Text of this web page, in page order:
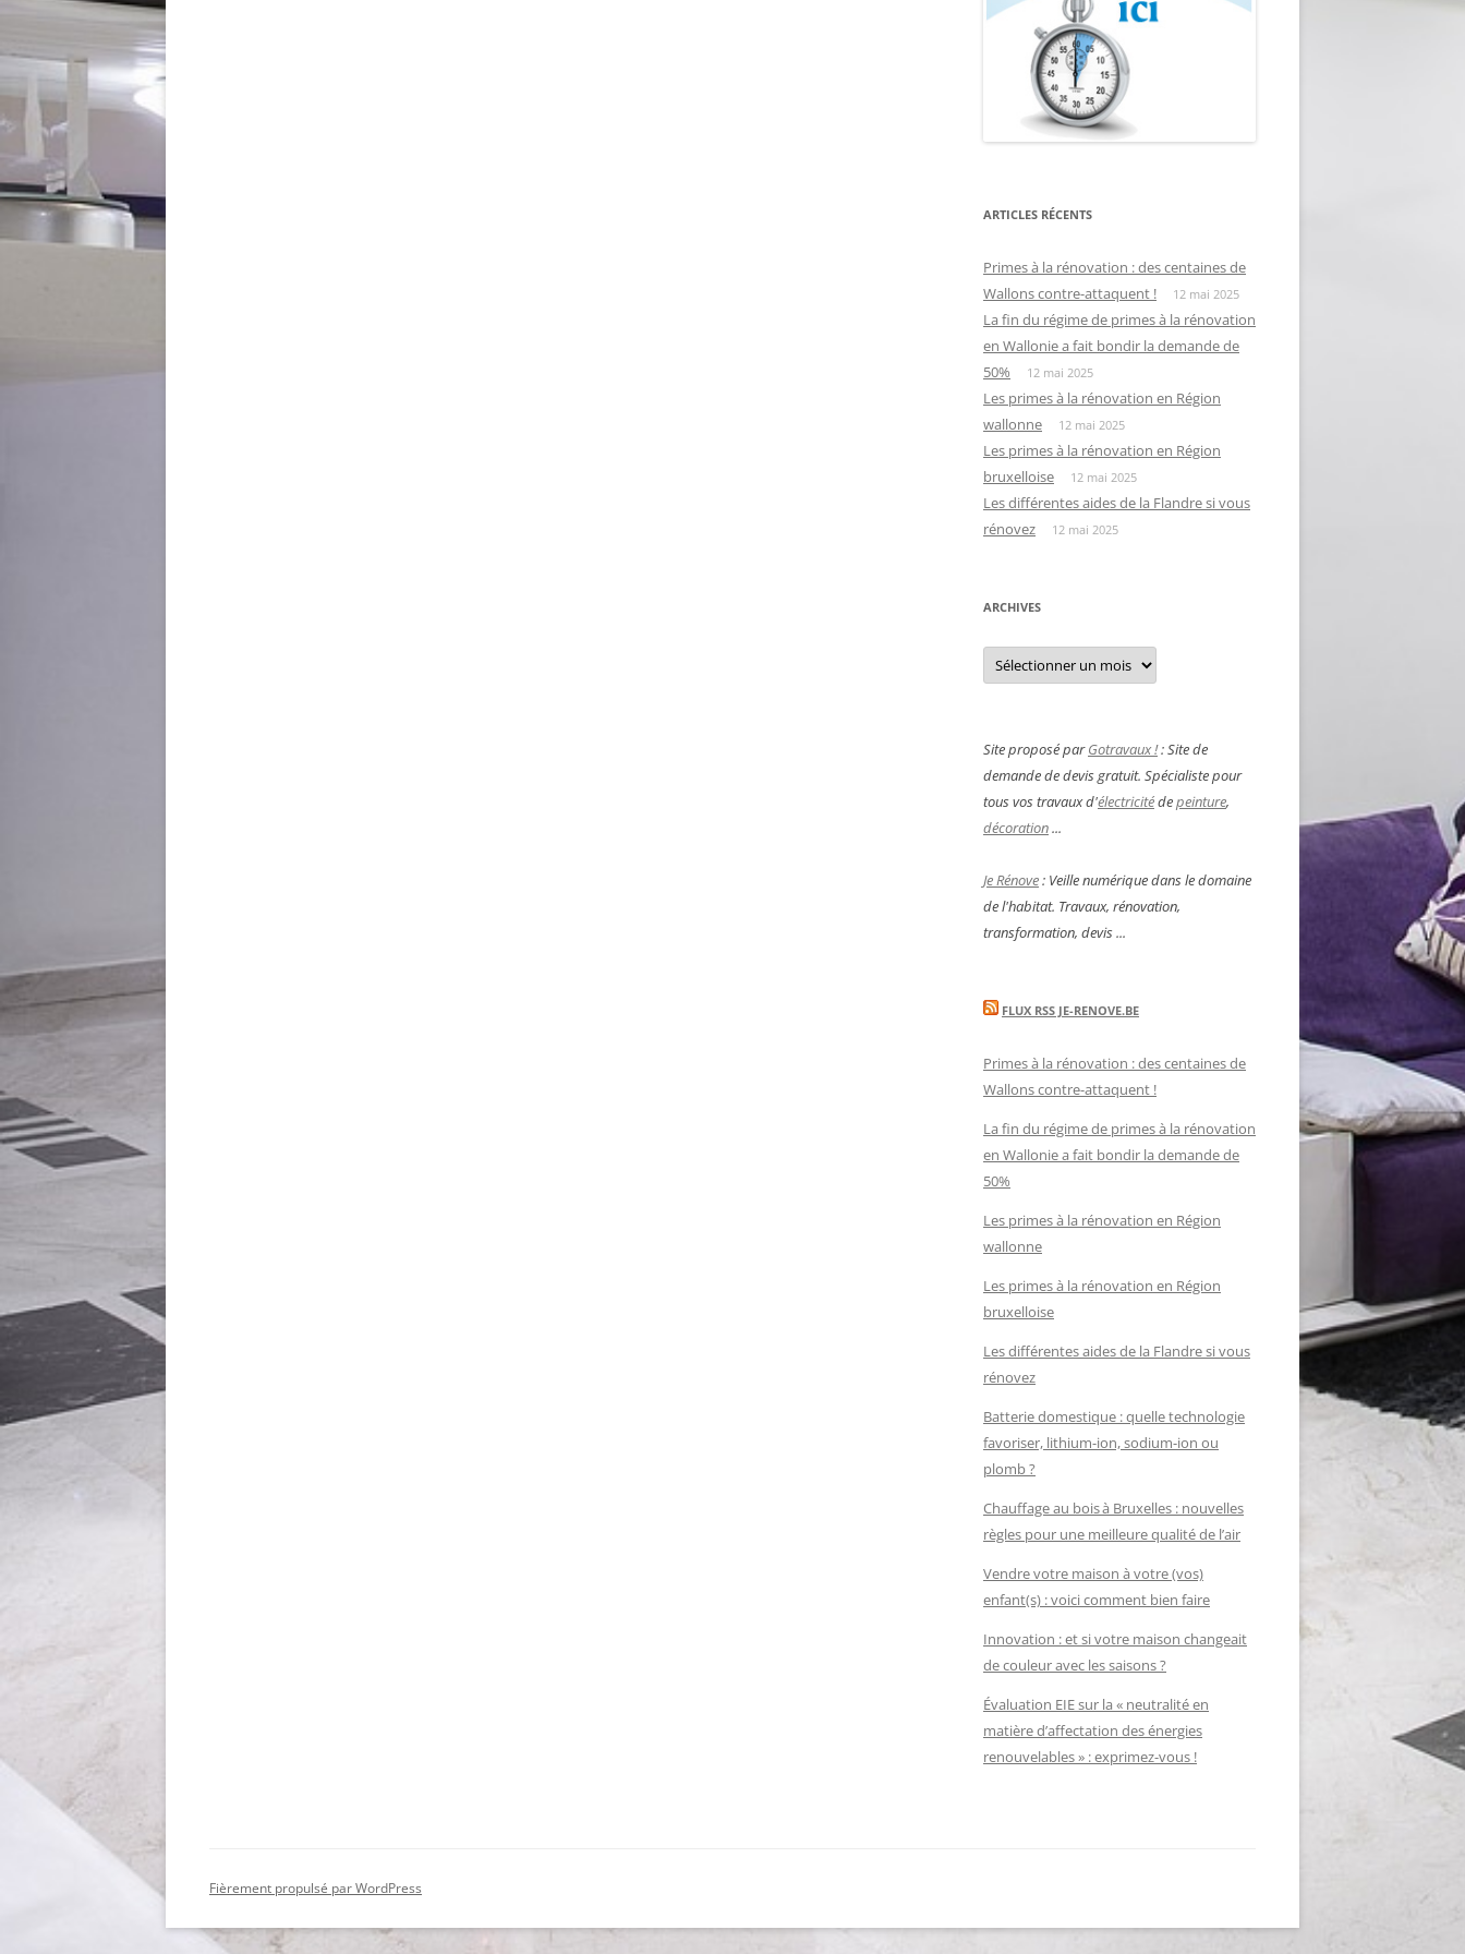
ARTICLES RÉCENTS
Primes à la rénovation : des centaines de
Wallons contre-attaquent !
12 mai 2025
La fin du régime de primes à la rénovation
en Wallonie a fait bondir la demande de
50%
12 mai 2025
Les primes à la rénovation en Région
wallonne
12 mai 2025
Les primes à la rénovation en Région
bruxelloise
12 mai 2025
Les différentes aides de la Flandre si vous
rénovez
12 mai 2025
ARCHIVES
Archives
Site proposé parGotravaux !: Site de
demande de devis gratuit. Spécialiste pour
tous vos travaux d'électricitédepeinture,
décoration...
Je Rénove: Veille numérique dans le domaine
de l'habitat. Travaux, rénovation,
transformation, devis ...
FLUX RSS JE-RENOVE.BE
Primes à la rénovation : des centaines de
Wallons contre-attaquent !
La fin du régime de primes à la rénovation
en Wallonie a fait bondir la demande de
50%
Les primes à la rénovation en Région
wallonne
Les primes à la rénovation en Région
bruxelloise
Les différentes aides de la Flandre si vous
rénovez
Batterie domestique : quelle technologie
favoriser, lithium-ion, sodium-ion ou
plomb ?
Chauffage au bois à Bruxelles : nouvelles
règles pour une meilleure qualité de l’air
Vendre votre maison à votre (vos)
enfant(s) : voici comment bien faire
Innovation : et si votre maison changeait
de couleur avec les saisons ?
Évaluation EIE sur la « neutralité en
matière d’affectation des énergies
renouvelables » : exprimez-vous !
Fièrement propulsé par WordPress